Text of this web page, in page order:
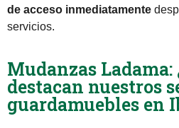
de acceso inmediatamente
servicios.
Mudanzas Ladama:
destacan nuestros
guardamuebles en